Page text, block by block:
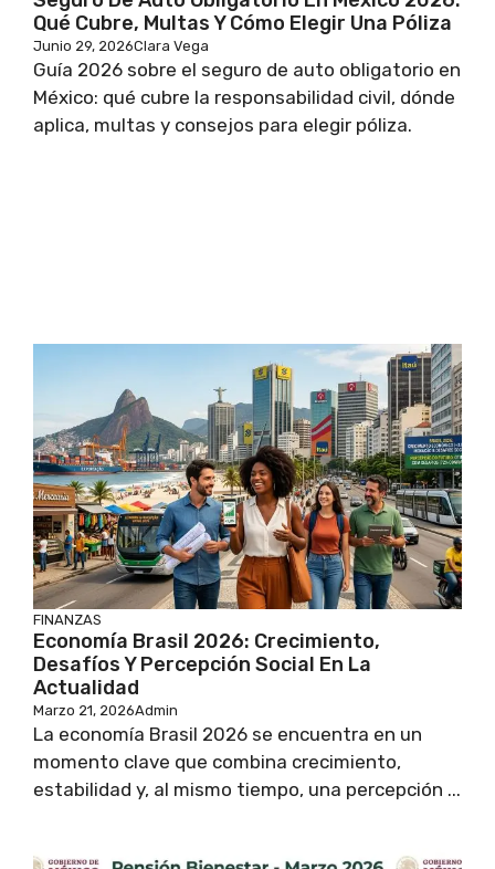
Qué Cubre, Multas Y Cómo Elegir Una Póliza
Junio 29, 2026Clara Vega
Guía 2026 sobre el seguro de auto obligatorio en
México: qué cubre la responsabilidad civil, dónde
aplica, multas y consejos para elegir póliza.
FINANZAS
Economía Brasil 2026: Crecimiento,
Desafíos Y Percepción Social En La
Actualidad
Marzo 21, 2026Admin
La economía Brasil 2026 se encuentra en un
momento clave que combina crecimiento,
estabilidad y, al mismo tiempo, una percepción ...